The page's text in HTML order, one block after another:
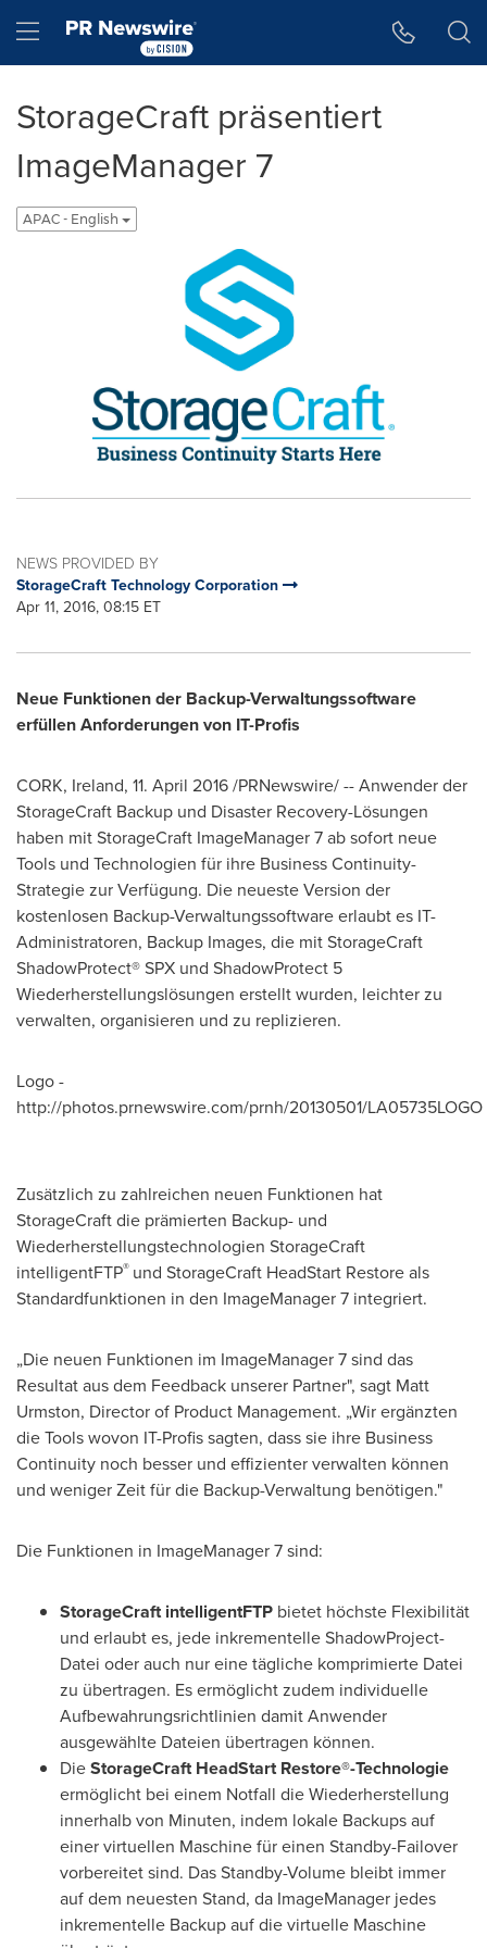
Hamburger menu
StorageCraft präsentiert
ImageManager 7
APAC - English
NEWS PROVIDED BY
StorageCraft Technology Corporation
Apr 11, 2016, 08:15 ET
Neue Funktionen der Backup-Verwaltungssoftware
erfüllen Anforderungen von IT-Profis
CORK, Ireland, 11. April 2016/PRNewswire/ -- Anwender der
StorageCraft Backup und Disaster Recovery-Lösungen
haben mit StorageCraft ImageManager 7 ab sofort neue
Tools und Technologien für ihre Business Continuity-
Strategie zur Verfügung. Die neueste Version der
kostenlosen Backup-Verwaltungssoftware erlaubt es IT-
Administratoren, Backup Images, die mit StorageCraft
ShadowProtect® SPX und ShadowProtect 5
Wiederherstellungslösungen erstellt wurden, leichter zu
verwalten, organisieren und zu replizieren.
Logo -
http://photos.prnewswire.com/prnh/20130501/LA05735LOGO
Zusätzlich zu zahlreichen neuen Funktionen hat
StorageCraft die prämierten Backup- und
Wiederherstellungstechnologien StorageCraft
intelligentFTP® und StorageCraft HeadStart Restore als
Standardfunktionen in den ImageManager 7 integriert.
„Die neuen Funktionen im ImageManager 7 sind das
Resultat aus dem Feedback unserer Partner", sagt Matt
Urmston, Director of Product Management. „Wir ergänzten
die Tools wovon IT-Profis sagten, dass sie ihre Business
Continuity noch besser und effizienter verwalten können
und weniger Zeit für die Backup-Verwaltung benötigen."
Die Funktionen in ImageManager 7 sind:
StorageCraft intelligentFTP bietet höchste Flexibilität
und erlaubt es, jede inkrementelle ShadowProject-
Datei oder auch nur eine tägliche komprimierte Datei
zu übertragen. Es ermöglicht zudem individuelle
Aufbewahrungsrichtlinien damit Anwender
ausgewählte Dateien übertragen können.
DieStorageCraft HeadStart Restore®-Technologie
ermöglicht bei einem Notfall die Wiederherstellung
innerhalb von Minuten, indem lokale Backups auf
einer virtuellen Maschine für einen Standby-Failover
vorbereitet sind. Das Standby-Volume bleibt immer
auf dem neuesten Stand, da ImageManager jedes
inkrementelle Backup auf die virtuelle Maschine